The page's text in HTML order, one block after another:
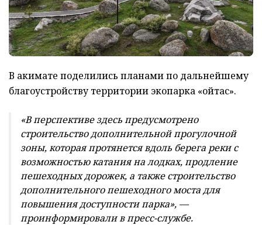
В акимате поделились планами по дальнейшему
благоустройству территории экопарка «Қойтас».
«В перспективе здесь предусмотрено
строительство дополнительной прогулочной
зоны, которая протянется вдоль берега реки с
возможностью катания на лодках, продление
пешеходных дорожек, а также строительство
дополнительного пешеходного моста для
повышения доступности парка», —
проинформировали в пресс-службе.